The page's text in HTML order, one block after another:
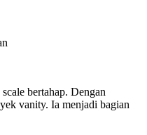
bertahap. Dengan
vanity. Ia menjadi bagian